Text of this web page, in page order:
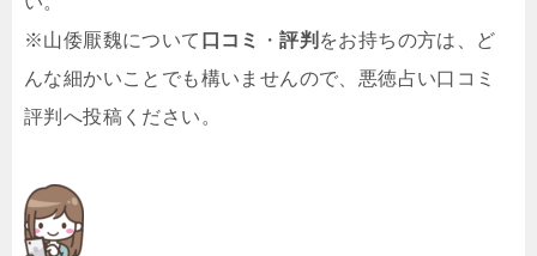
※山倭厭魏について 口コミ ・評判 をお持ちの方は、ど
んな細かいことでも構いませんので、悪徳占い口コミ
評判へ投稿ください。